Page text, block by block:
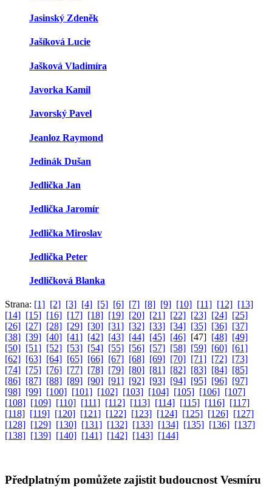
Jasinský Zdeněk
Jašíková Lucie
Jašková Vladimíra
Javorka Kamil
Javorský Pavel
Jeanloz Raymond
Jedinák Dušan
Jedlička Jan
Jedlička Jaromír
Jedlička Miroslav
Jedlička Peter
Jedličková Blanka
Strana: [1] [2] [3] [4] [5] [6] [7] [8] [9] [10] [11] [12] [13]
[14] [15] [16] [17] [18] [19] [20] [21] [22] [23] [24] [25]
[26] [27] [28] [29] [30] [31] [32] [33] [34] [35] [36] [37]
[38] [39] [40] [41] [42] [43] [44] [45] [46] [47] [48] [49]
[50] [51] [52] [53] [54] [55] [56] [57] [58] [59] [60] [61]
[62] [63] [64] [65] [66] [67] [68] [69] [70] [71] [72] [73]
[74] [75] [76] [77] [78] [79] [80] [81] [82] [83] [84] [85]
[86] [87] [88] [89] [90] [91] [92] [93] [94] [95] [96] [97]
[98] [99] [100] [101] [102] [103] [104] [105] [106] [107]
[108] [109] [110] [111] [112] [113] [114] [115] [116] [117]
[118] [119] [120] [121] [122] [123] [124] [125] [126] [127]
[128] [129] [130] [131] [132] [133] [134] [135] [136] [137]
[138] [139] [140] [141] [142] [143] [144]
Předplatným pomůžete zajistit budoucnost Vesmíru